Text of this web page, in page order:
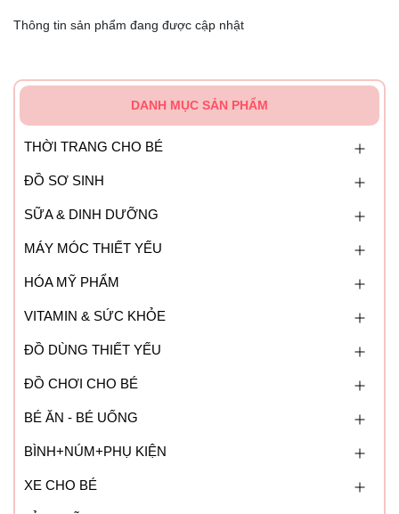
Thông tin sản phẩm đang được cập nhật
DANH MỤC SẢN PHẨM
THỜI TRANG CHO BÉ
ĐỒ SƠ SINH
SỮA & DINH DƯỠNG
MÁY MÓC THIẾT YẾU
HÓA MỸ PHẨM
VITAMIN & SỨC KHỎE
ĐỒ DÙNG THIẾT YẾU
ĐỒ CHƠI CHO BÉ
BÉ ĂN - BÉ UỐNG
BÌNH+NÚM+PHỤ KIỆN
XE CHO BÉ